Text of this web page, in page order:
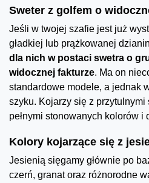
Sweter z golfem o
Jeśli w twojej szafie jest już
gładkiej lub prążkowanej
dla nich w postaci swetra o
widocznej fakturze. Ma on
standardowe modele, a jednak
szyku. Kojarzy się z
pełnymi stonowanych kolorów i
Kolory kojarzące się z
Jesienią sięgamy głównie po
czerń, granat oraz różnorodne